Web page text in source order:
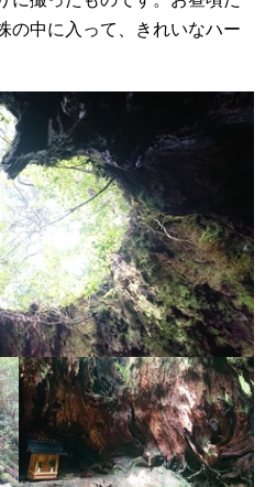
の中に入って、きれいなハー